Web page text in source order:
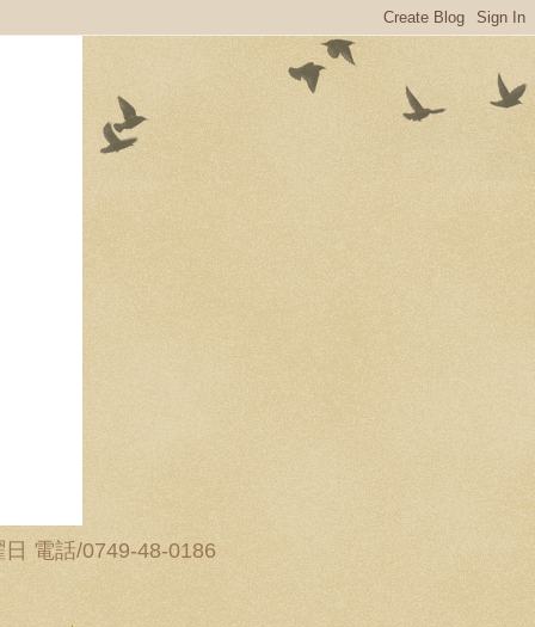
電話/0749-48-0186